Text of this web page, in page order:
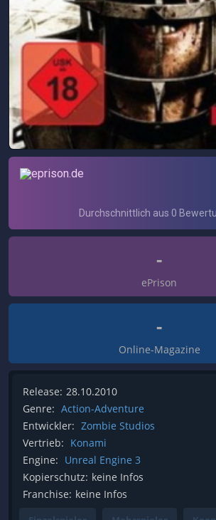
-
ePrison
-
Online-Magazine
Release: 28.10.2010
Genre: Action-Adventure
Entwickler: Zombie Studios
Vertrieb: Konami
Engine: Unreal Engine 3
Kopierschutz: keine Infos
Franchise: keine Infos